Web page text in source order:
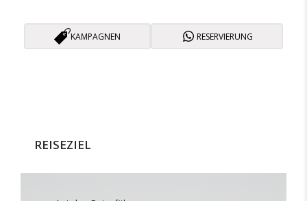
KAMPAGNEN RESERVIERUNG
REISEZIEL